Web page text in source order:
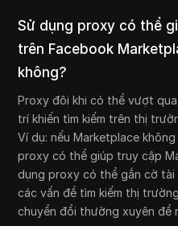
Sử dụng proxy có thể
trên Facebook
không?
Proxy đôi khi có thể vượt
trí khiến tìm kiếm trên thị
Ví dụ: nếu Marketplace
proxy có thể giúp truy cập
dụng proxy có thể gắn cờ tài
các vấn đề tìm kiếm thị
chuyển đổi thường xuyên để